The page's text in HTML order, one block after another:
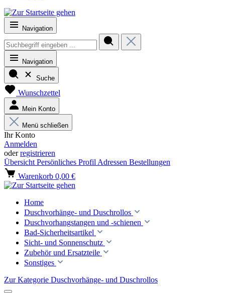
Navigation
Navigation
Suche
Wunschzettel
Mein Konto
Menü schließen
Ihr Konto
Anmelden
oderregistrieren
Übersicht Persönliches Profil Adressen Bestellungen
Warenkorb 0,00 €
Home
Duschvorhänge- und Duschrollos
Duschvorhangstangen und -schienen
Bad-Sicherheitsartikel
Sicht- und Sonnenschutz
Zubehör und Ersatzteile
Sonstiges
Zur Kategorie Duschvorhänge- und Duschrollos